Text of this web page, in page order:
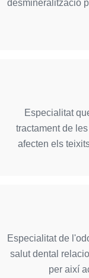
desmineralització
Especialitat
tractament de
afecten els
Especialitat de
salut dental
per així